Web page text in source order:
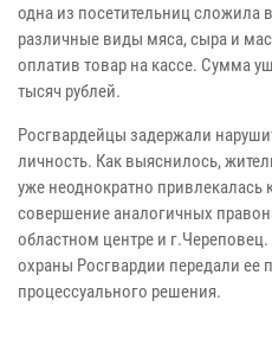
одна из посетительниц сложила
различные виды мяса, сыра и
оплатив товар на кассе. Сумма
тысяч рублей.
Росгвардейцы задержали
личность. Как выяснилось,
уже неоднократно привлекалась
совершение аналогичных
областном центре и
охраны Росгвардии передали ее
процессуального решения.